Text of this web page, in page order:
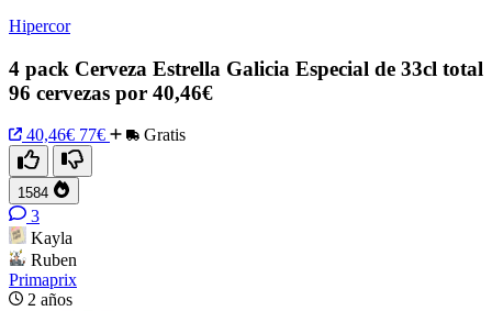
Hipercor
4 pack Cerveza Estrella Galicia Especial de 33cl total
96 cervezas por 40,46€
40,46€ 77€ Gratis
1584
3
Kayla
Ruben
Primaprix
2 años